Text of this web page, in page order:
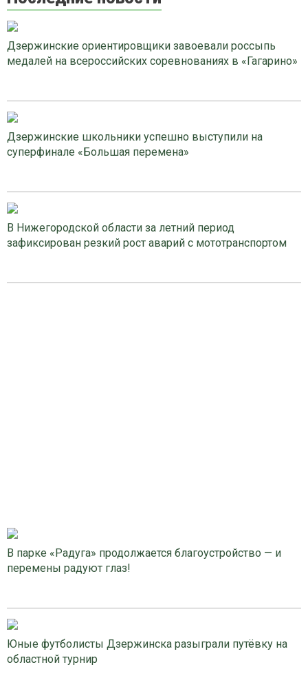
Дзержинские ориентировщики завоевали россыпь
медалей на всероссийских соревнованиях в «Гагарино»
Дзержинские школьники успешно выступили на
суперфинале «Большая перемена»
В Нижегородской области за летний период
зафиксирован резкий рост аварий с мототранспортом
В парке «Радуга» продолжается благоустройство — и
перемены радуют глаз!
Юные футболисты Дзержинска разыграли путёвку на
областной турнир